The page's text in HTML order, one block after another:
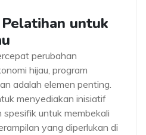
untuk
perubahan
hijau, program
adalah elemen penting.
menyediakan inisiatif
untuk membekali
yang diperlukan di